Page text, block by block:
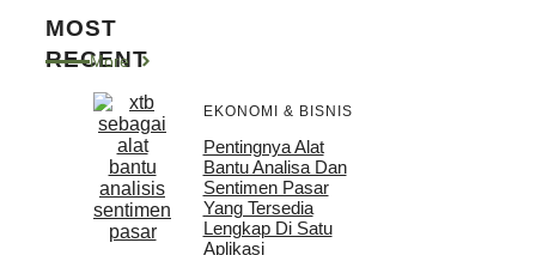
MOST
RECENT
More
EKONOMI & BISNIS
Pentingnya Alat
Bantu Analisa Dan
Sentimen Pasar
Yang Tersedia
Lengkap Di Satu
Aplikasi